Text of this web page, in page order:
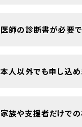
医師の診断書が必要で
本人以外でも申し込め
家族や支援者だけで